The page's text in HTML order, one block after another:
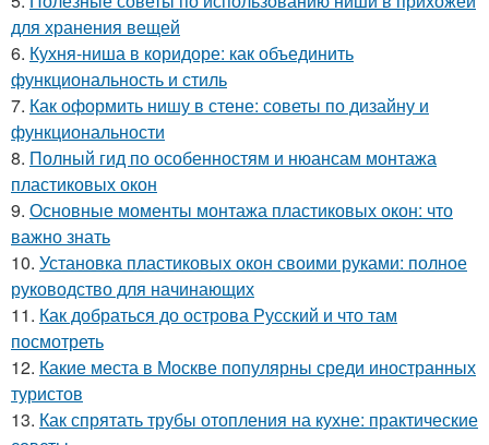
для хранения вещей
6. Кухня-ниша в коридоре: как объединить
функциональность и стиль
7. Как оформить нишу в стене: советы по дизайну и
функциональности
8. Полный гид по особенностям и нюансам монтажа
пластиковых окон
9. Основные моменты монтажа пластиковых окон: что
важно знать
10. Установка пластиковых окон своими руками: полное
руководство для начинающих
11. Как добраться до острова Русский и что там
посмотреть
12. Какие места в Москве популярны среди иностранных
туристов
13. Как спрятать трубы отопления на кухне: практические